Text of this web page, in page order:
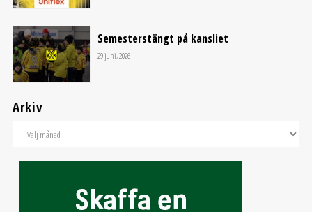
Semesterstängt på kansliet
29 juni, 2026
Arkiv